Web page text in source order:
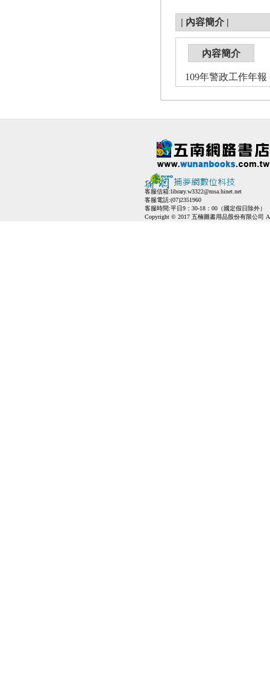
| 內容簡介 |
內容簡介
109年警政工作年
客服信箱:library.w3322@msa.hinet.net
客服電話:(07)2351960
客服時間:平日9：30-18：00（國定假日除外）
Copyright © 2017 五楠圖書用品股份有限公司